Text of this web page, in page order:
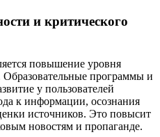
и критического
повышение уровня
Образовательные программы и
у пользователей
к информации, осознания
источников. Это повысит
новостям и пропаганде.